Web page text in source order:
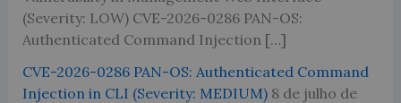
(Severity: LOW) CVE-2026-0286 PAN-OS:
Authenticated Command Injection […]
CVE-2026-0286 PAN-OS: Authenticated Command
Injection in CLI (Severity: MEDIUM) 8 de julho de